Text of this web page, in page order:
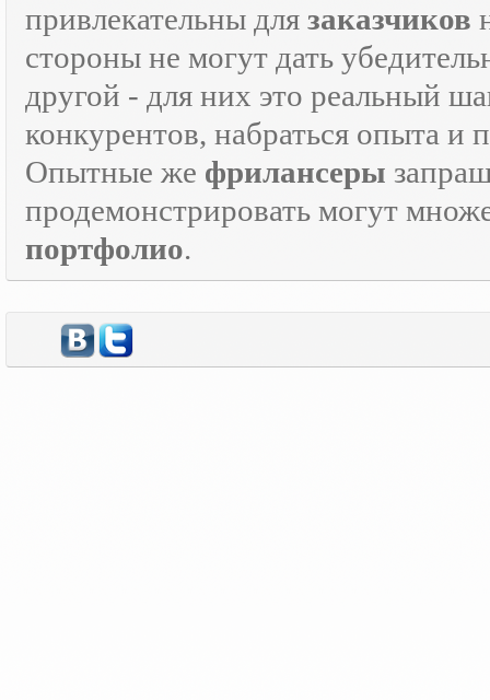
привлекательны для заказчиков
стороны не могут дать
другой - для них это реальный
конкурентов, набраться опыта и
Опытные же фрилансеры
продемонстрировать могут
портфолио.